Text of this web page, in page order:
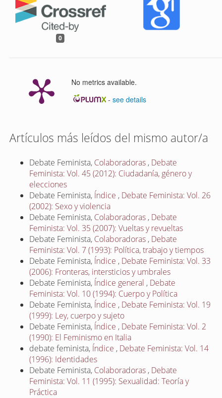
0
No metrics available.
-see details
Artículos más leídos del mismo autor/a
Debate Feminista, Colaboradoras , Debate
Feminista: Vol. 45 (2012): Ciudadanía, género y
elecciones
Debate Feminista, Índice , Debate Feminista: Vol. 26
(2002): Sexo y violencia
Debate Feminista, Colaboradoras , Debate
Feminista: Vol. 35 (2007): Vueltas y revueltas
Debate Feminista, Colaboradoras , Debate
Feminista: Vol. 7 (1993): Política, trabajo y tiempos
Debate Feminista, Índice , Debate Feminista: Vol. 33
(2006): Fronteras, intersticios y umbrales
Debate Feminista, Índice general , Debate
Feminista: Vol. 10 (1994): Cuerpo y Política
Debate Feminista, Índice , Debate Feminista: Vol. 19
(1999): Ley, cuerpo y sujeto
Debate Feminista, Índice , Debate Feminista: Vol. 2
(1990): El Feminismo en Italia
debate feminista, Índice , Debate Feminista: Vol. 14
(1996): Identidades
Debate Feminista, Colaboradoras , Debate
Feminista: Vol. 11 (1995): Sexualidad: Teoría y
Práctica